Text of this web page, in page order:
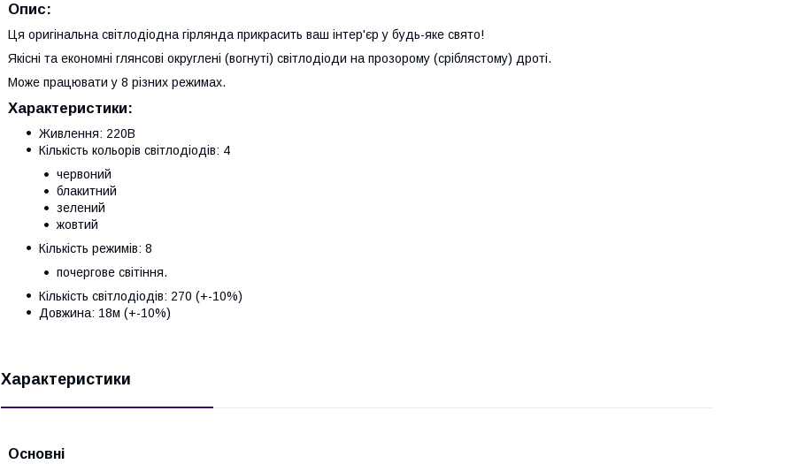
Опис:
Ця оригінальна світлодіодна гірлянда прикрасить ваш інтер'єр у будь-яке свято!
Якісні та економні глянсові округлені (вогнуті) світлодіоди на прозорому (сріблястому) дроті.
Може працювати у 8 різних режимах.
Характеристики:
Живлення: 220В
Кількість кольорів світлодіодів: 4
червоний
блакитний
зелений
жовтий
Кількість режимів: 8
почергове світіння.
Кількість світлодіодів: 270 (+-10%)
Довжина: 18м (+-10%)
Характеристики
Основні